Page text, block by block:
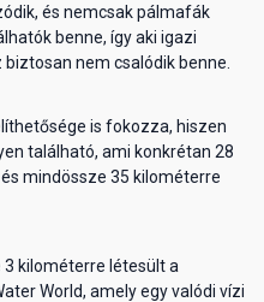
és nemcsak pálmafák
benne, így aki igazi
nem csalódik benne.
is fokozza, hiszen
található, ami konkrétan 28
mindössze 35 kilométerre
kilométerre létesült a
World, amely egy valódi vízi